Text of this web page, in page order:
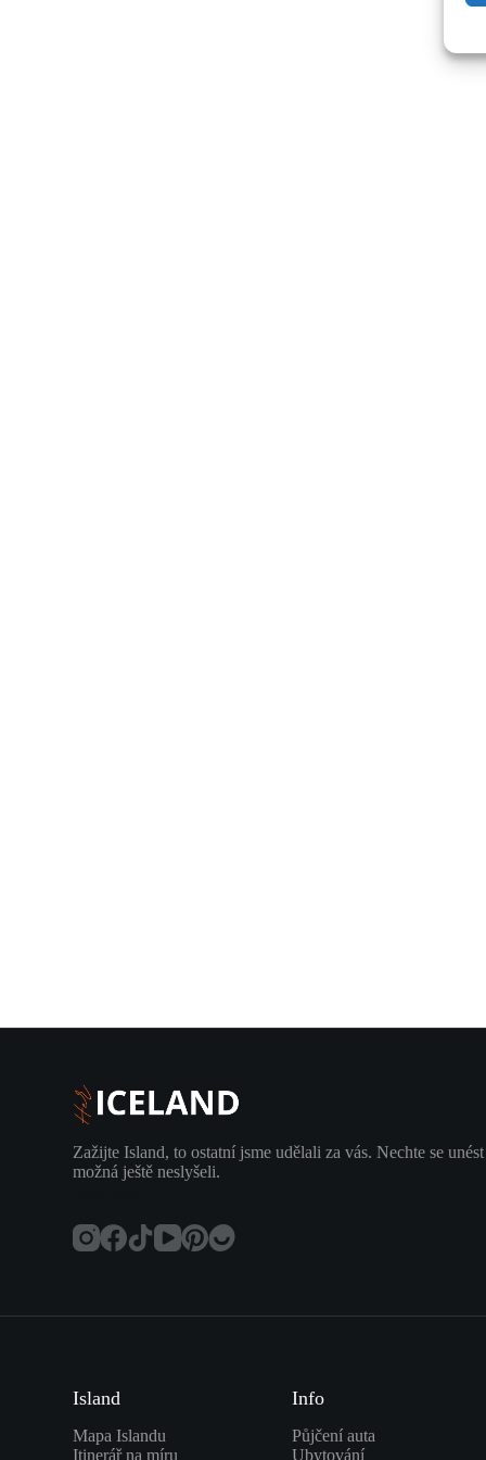
Zažijte Island, to ostatní jsme udělali za vás. Nechte se
možná ještě neslyšeli.
Island
Mapa Islandu
Itinerář na míru
Info
Půjčení auta
Ubytování